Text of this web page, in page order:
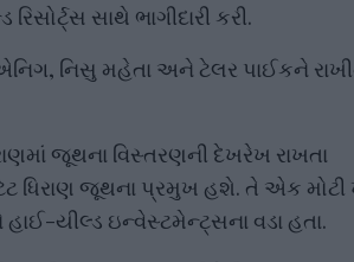
સાથે ભાગીદારી કરી.
નિસુ મહેતા અને ટેલર પાઈકને
જૂથના વિસ્તરણની દેખરેખ રાખતા
ધિરાણ જૂથના પ્રમુખ હશે. તે એક મોટી
હાઈ-યીલ્ડ ઇન્વેસ્ટમેન્ટ્સના વડા હતા.